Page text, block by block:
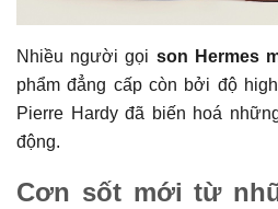
Nhiều người gọi son Hermes
phẩm đẳng cấp còn bởi độ
Pierre Hardy đã biến hoá
động.
Cơn sốt mới từ